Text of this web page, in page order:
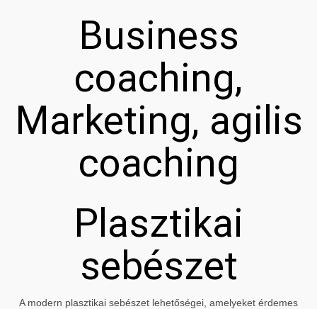
Business
coaching,
Marketing, agilis
coaching
Plasztikai
sebészet
A modern plasztikai sebészet lehetőségei, amelyeket érdemes